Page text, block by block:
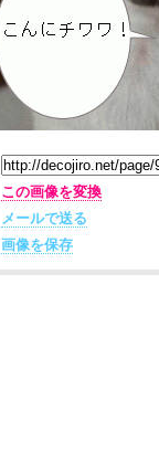
この画像を変換
メールで送る
画像を保存